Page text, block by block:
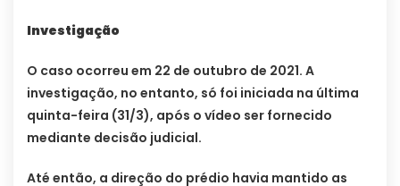
Investigação
O caso ocorreu em 22 de outubro de 2021. A
investigação, no entanto, só foi iniciada na última
quinta-feira (31/3), após o vídeo ser fornecido
mediante decisão judicial.
Até então, a direção do prédio havia mantido as